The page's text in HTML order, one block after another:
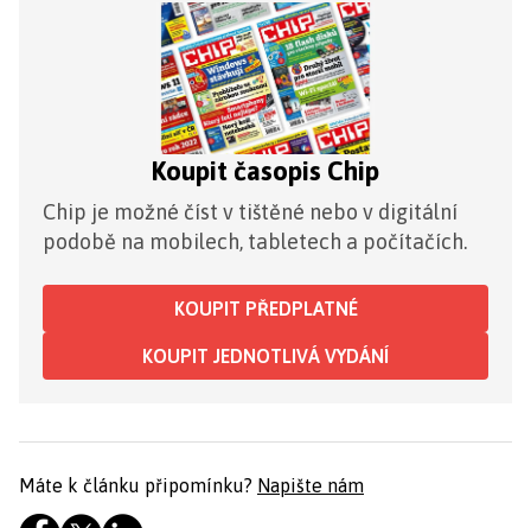
Koupit časopis Chip
Chip je možné číst v tištěné nebo v digitální
podobě na mobilech, tabletech a počítačích.
KOUPIT PŘEDPLATNÉ
KOUPIT JEDNOTLIVÁ VYDÁNÍ
Máte k článku připomínku? Napište nám